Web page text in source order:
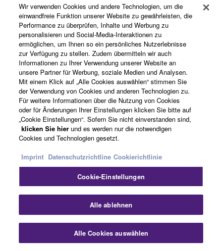
MEHR ERFAHREN
FLOWKEY
DIE BELIEBTE FLOWKEY-APP IST EINE
Wir verwenden Cookies und andere Technologien, um die
einwandfreie Funktion unserer Website zu gewährleisten, die
Performance zu überprüfen, Inhalte und Werbung zu
personalisieren und Social-Media-Interaktionen zu
ermöglichen, um Ihnen so ein persönliches Nutzerlebnisse
zur Verfügung zu stellen. Zudem übermitteln wir auch
Informationen zu Ihrer Verwendung unserer Website an
unsere Partner für Werbung, soziale Medien und Analysen.
Mit einem Klick auf „Alle Cookies auswählen“ stimmen Sie
der Verwendung von Cookies und anderen Technologien zu.
Für weitere Informationen über die Nutzung von Cookies
oder für Änderungen Ihrer Einstellungen klicken Sie bitte auf
„Cookie Einstellungen“. Sofern Sie nicht einverstanden sind,
klicken Sie hier und es werden nur die notwendigen
Cookies und Technologien gesetzt.
Imprint Datenschutzrichtline Cookierichtlinie
Cookie-Einstellungen
Alle ablehnen
Alle Cookies auswählen